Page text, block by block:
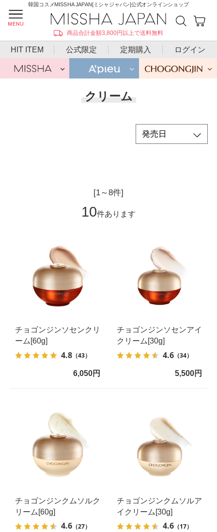
韓国コスメMISSHA JAPAN[ミシャジャパン]公式オンラインショップ
商品合計金額3,800円以上で送料無料
HIT ITEM 公式限定 定期購入 ログイン
クリーム
[1～8件]
10件あります
チョゴンジンソセンクリ
ーム[60g]
4.8 （43）
6,050円
チョゴンジンソセンアイ
クリーム[30g]
4.6（34）
5,500円
チョゴンジンクムソルク
リーム[60g]
4.6 （27）
チョゴンジンクムソルア
イクリーム[30g]
4.6（17）